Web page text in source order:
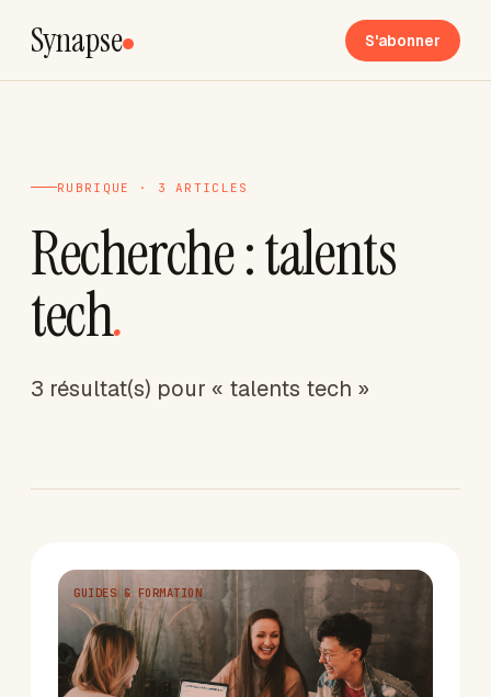
Synapse S'abonner
RUBRIQUE · 3 ARTICLES
Recherche : talents
tech.
3 résultat(s) pour « talents tech »
GUIDES & FORMATION